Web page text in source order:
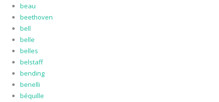
beau
beethoven
bell
belle
belles
belstaff
bending
benelli
béquille